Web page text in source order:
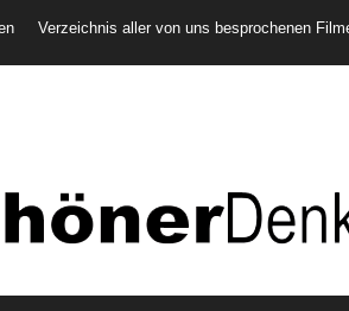
Verzeichnis aller von uns besprochenen